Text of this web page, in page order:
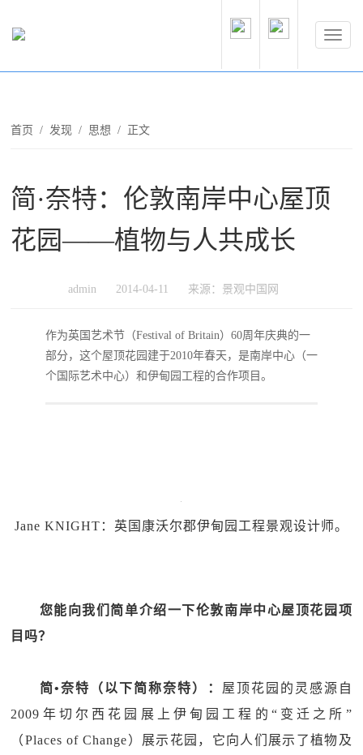
首页 /发现 / 思想 / 正文
简·奈特：伦敦南岸中心屋顶
花园——植物与人共成长
admin 2014-04-11 来源：景观中国网
作为英国艺术节（Festival of Britain）60周年庆典的一
部分，这个屋顶花园建于2010年春天，是南岸中心（一
个国际艺术中心）和伊甸园工程的合作项目。
Jane KNIGHT：英国康沃尔郡伊甸园工程景观设计师。
您能向我们简单介绍一下伦敦南岸中心屋顶花园项
目吗？
简•奈特（以下简称奈特）： 屋顶花园的灵感源自
2009年切尔西花园展上伊甸园工程的“变迁之所”
（Places of Change）展示花园，它向人们展示了植物及